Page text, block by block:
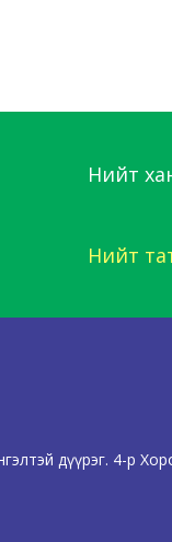
Нийт
Нийт
дүүрэг. 4-р